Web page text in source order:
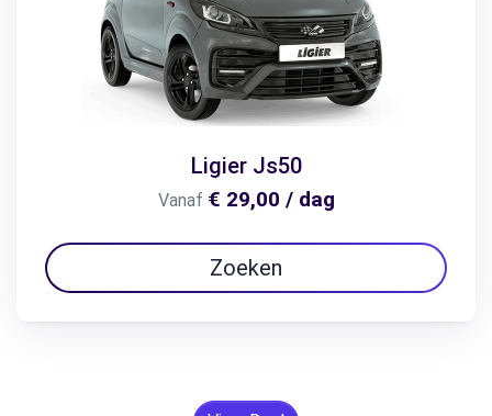
Ligier Js50
Vanaf € 29,00 / dag
Zoeken